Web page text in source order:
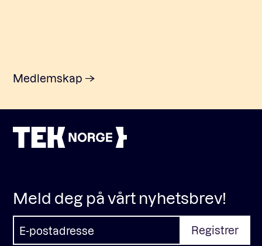
Medlemskap
Meld deg på vårt nyhetsbrev!